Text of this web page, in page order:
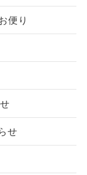
便り
せ